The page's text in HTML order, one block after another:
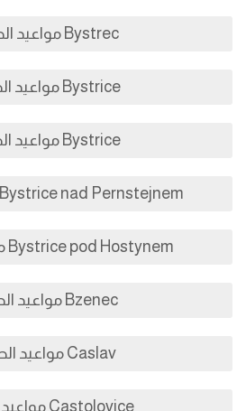
Bystrec مواعيد الصلاة
Bystrice مواعيد الصلاة
Bystrice مواعيد الصلاة
Bystrice nad Pernstejnem مواعيد الصلاة
Bystrice pod Hostynem مواعيد الصلاة
Bzenec مواعيد الصلاة
Caslav مواعيد الصلاة
Castolovice مواعيد الصلاة